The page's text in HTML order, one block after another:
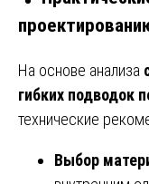
На основе анализа
гибких подводок
технические
Выбор